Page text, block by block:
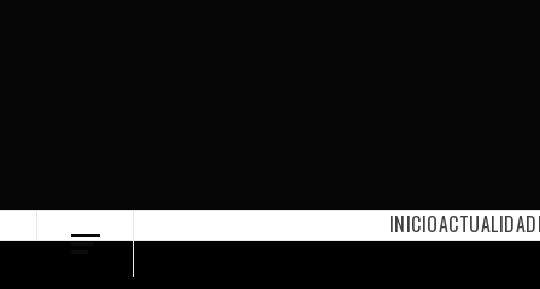
INICIOACTUALIDAD